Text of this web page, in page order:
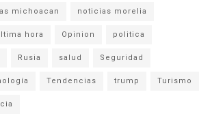
michoacan noticias morelia
hora Opinion politica
Rusia salud Seguridad
Tendencias trump Turismo